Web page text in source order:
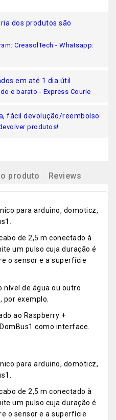
dos produtos são
CreasolTech - Whatsapp:
em até 1 dia útil
e barato - Express Courie
fácil devolução/reembolso
produtos!
produto Reviews
para arduino, domoticz,
de 2,5 m conectado à
um pulso cuja duração é
o sensor e a superfície
nível de água ou outro
por exemplo.
ao Raspberry +
como interface.
para arduino, domoticz,
de 2,5 m conectado à
um pulso cuja duração é
o sensor e a superfície